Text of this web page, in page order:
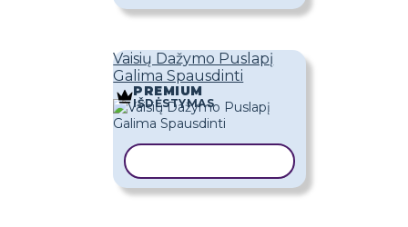
Vaisių Dažymo Puslapį
Galima Spausdinti
PREMIUM
IŠDĖSTYMAS